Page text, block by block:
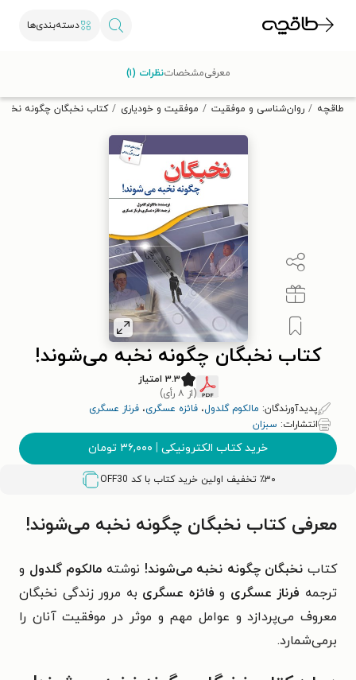
دسته‌بندی‌ها
تخفیف از طاقچه دریافت کن.
طاقچه روان‌شناسی و موفقیت موفقیت و خودیاری کتاب نخبگان چگونه
کتاب نخبگان چگونه نخبه می‌شوند!
۳.۳ امتیاز
(از ۸ رأی)
پدیدآورندگان: مالکوم گلدول، فائزه عسگری، فرناز عسگری
انتشارات: سبزان
خرید کتاب الکترونیکی | ۳۶,۰۰۰ تومان
٪۳۰ تخفیف اولین خرید کتاب با کد OFF30
معرفیمشخصاتنظرات (۱)
معرفی کتاب نخبگان چگونه نخبه می‌شوند!
کتاب نخبگان چگونه نخبه می‌شوند! نوشته مالکوم گلدول و
ترجمه فرناز عسگری و فائزه عسگری به مرور زندگی نخبگان
معروف می‌پردازد و عوامل مهم و موثر در موفقیت آنان را
برمی‌شمارد.